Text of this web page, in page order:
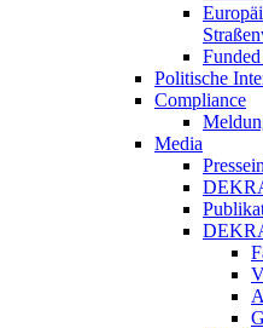
Politische
Compliance
Media